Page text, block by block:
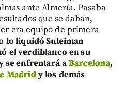
ante Almería. Pasaba
que se daban,
era equipo de primera
lo liquidó Suleiman
el verdiblanco en su
se enfrentará aBarcelona,
Madridy los demás